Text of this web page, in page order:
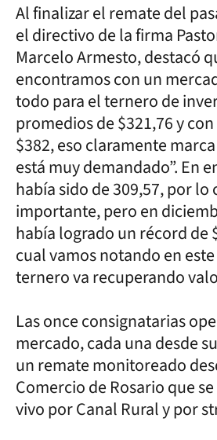
Al finalizar el remate del
el directivo de la firma
Marcelo Armesto, destacó
encontramos con un
todo para el ternero de
promedios de $321,76 y
$382, eso claramente
está muy demandado”. En
había sido de 309,57, por lo
importante, pero en
había logrado un récord de
cual vamos notando en
ternero va recuperando
Las once consignatarias
mercado, cada una desde
un remate monitoreado
Comercio de Rosario que
vivo por Canal Rural y por